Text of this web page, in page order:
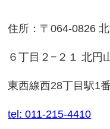
住所：〒064-0826
６丁目２−２１ 北円
東西線西28丁目駅1
tel: 011-215-4410